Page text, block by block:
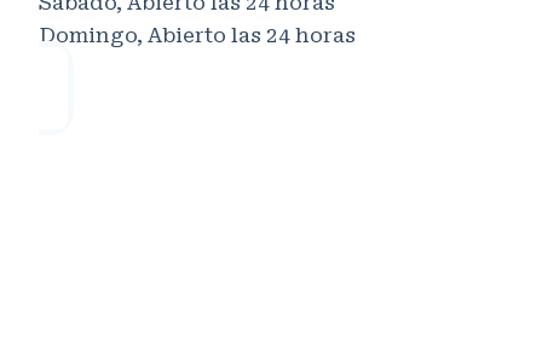
Domingo, Abierto las 24 horas